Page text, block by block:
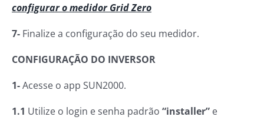
configurar o medidor Grid Zero
7- Finalize a configuração do seu medidor.
CONFIGURAÇÃO DO INVERSOR
1-Acesse o app SUN2000.
1.1 Utilize o login e senha padrão “installer” e